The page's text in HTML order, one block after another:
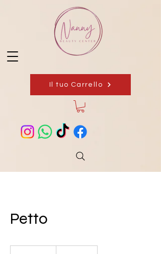
Il tuo Carrello
Petto